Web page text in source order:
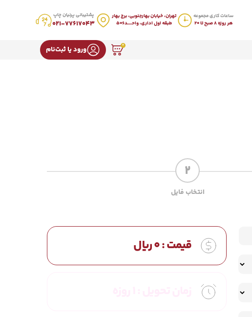
ساعات کاری مجموعه
هر روزه 8 صبح تا 20
تهران، خیابان بهارجنوبی، برج بهار
طبقه اول اداری، واحـــــد506
پشتیبانی پرنیان چاپ
021-77617043
0 ورود یا ثبت‌نام
2
انتخاب فایل
قیمت :0ریال